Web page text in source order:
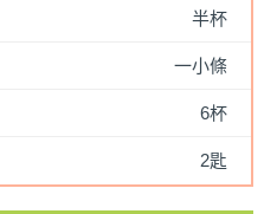
半杯
一小條
6杯
2匙